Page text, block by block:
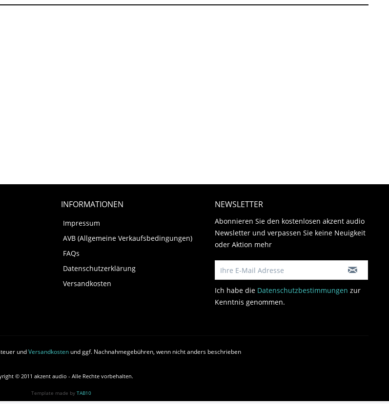
INFORMATIONEN
Impressum
AVB (Allgemeine Verkaufsbedingungen)
FAQs
Datenschutzerklärung
Versandkosten
NEWSLETTER
Abonnieren Sie den kostenlosen akzent audio
Newsletter und verpassen Sie keine Neuigkeit
oder Aktion mehr
Ich habe die Datenschutzbestimmungen zur
Kenntnis genommen.
undVersandkosten und ggf. Nachnahmegebühren, wenn nicht anders beschrieben
© 2011 akzent audio - Alle Rechte vorbehalten.
Template made by TAB10